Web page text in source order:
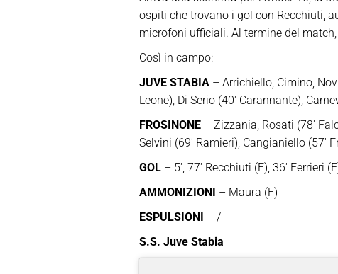
ospiti che trovano i gol con Recchiuti,
microfoni ufficiali. Al termine del
Così in campo:
JUVE STABIA– Arrichiello, Cimino,
Leone), Di Serio (40′ Carannante),
FROSINONE– Zizzania, Rosati (78′
Selvini (69′ Ramieri), Cangianiello (57′
GOL– 5′, 77′ Recchiuti (F), 36′ Ferrieri
AMMONIZIONI – Maura (F)
ESPULSIONI – /
S.S. Juve Stabia